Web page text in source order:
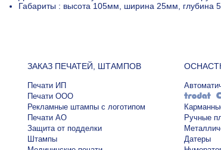
Габариты : высота 105мм, ширина 25мм, глубина
ЗАКАЗ ПЕЧАТЕЙ, ШТАМПОВ
Печати ИП
Печати ООО
Рекламные штампы с логотипом
Печати АО
Защита от подделки
Штампы
Ручные
Датеры